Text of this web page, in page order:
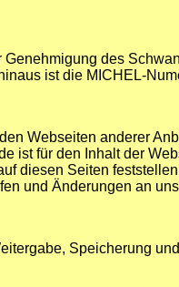
des
ist die MICHEL-
Webseiten anderer
ist für den Inhalt der
diesen Seiten
und Änderungen an
Speicherung